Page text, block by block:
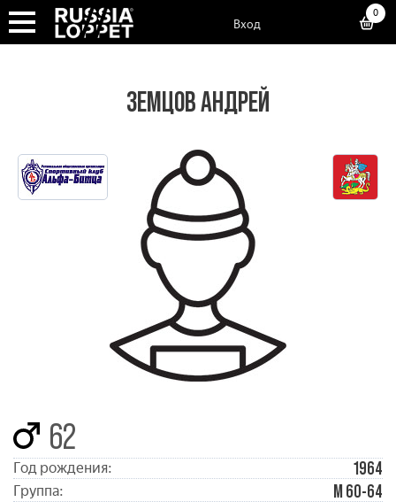
Вход
0
ЗЕМЦОВ АНДРЕЙ
62
Год рождения: 1964
Группа: М 60-64